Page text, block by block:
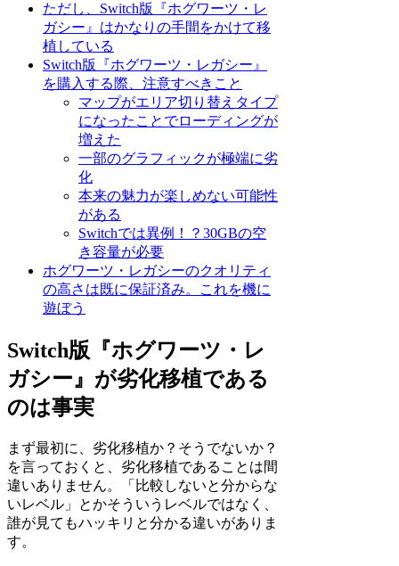
ただし、Switch版『ホグワーツ・レ
ガシー』はかなりの手間をかけて移
植している
Switch版『ホグワーツ・レガシー』
を購入する際、注意すべきこと
マップがエリア切り替えタイプ
になったことでローディングが
増えた
一部のグラフィックが極端に劣
化
本来の魅力が楽しめない可能性
がある
Switchでは異例！？30GBの空
き容量が必要
ホグワーツ・レガシーのクオリティ
の高さは既に保証済み。これを機に
遊ぼう
Switch版『ホグワーツ・レ
ガシー』が劣化移植である
のは事実
まず最初に、劣化移植か？そうでないか？
を言っておくと、劣化移植であることは間
違いありません。「比較しないと分からな
いレベル」とかそういうレベルではなく、
誰が見てもハッキリと分かる違いがありま
す。